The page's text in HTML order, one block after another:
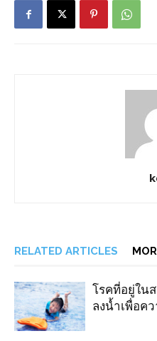
RELATED ARTICLES
โรคที่อยู่ใน
ลงน้ำเพื่อค